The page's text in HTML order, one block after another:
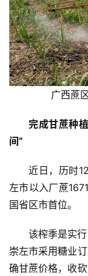
广西蔗
完成甘蔗种
间”
近日，历时
左市以入厂蔗
国省区市首位。
该榨季是实
崇左市采用糖业
确甘蔗价格，收